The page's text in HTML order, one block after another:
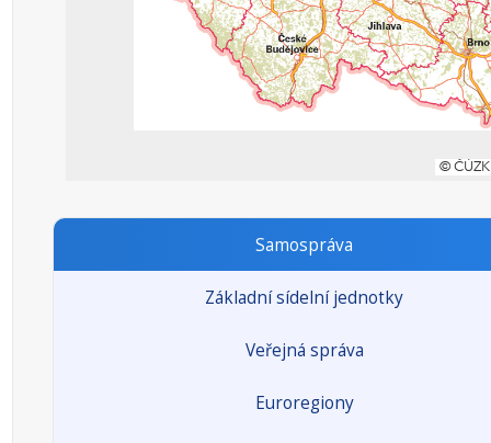
Samospráva
Základní sídelní jednotky
Veřejná správa
Euroregiony